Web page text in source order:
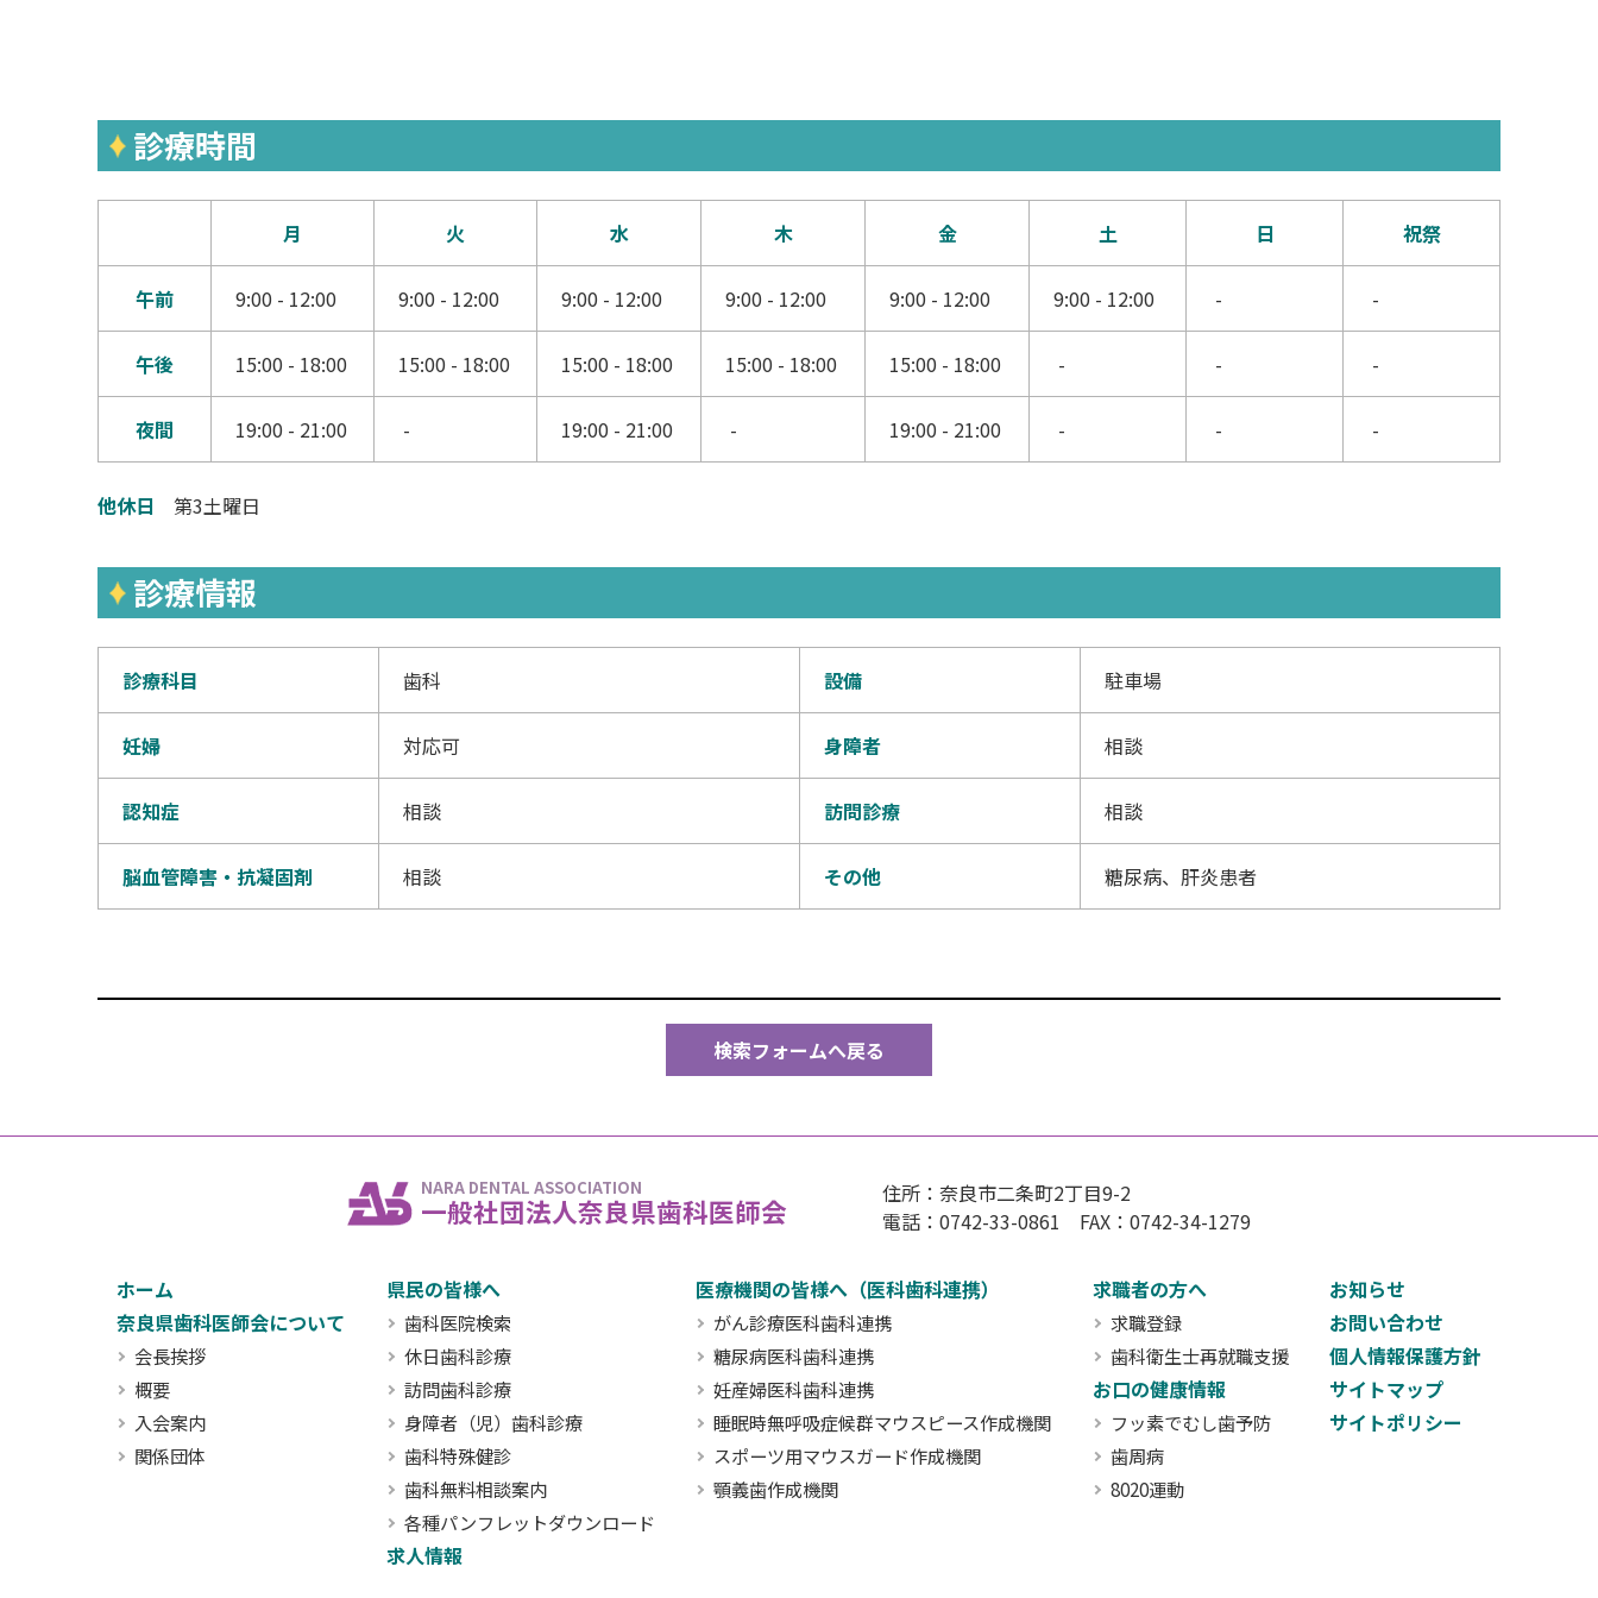
診療時間
月 火 水 木 金 土 日 祝祭
午前 9:00 - 12:00 9:00 - 12:00 9:00 - 12:00 9:00 - 12:00 9:00 - 12:00 9:00 - 12:00 - -
午後 15:00 - 18:00 15:00 - 18:00 15:00 - 18:00 15:00 - 18:00 15:00 - 18:00 - - -
夜間 19:00 - 21:00 - 19:00 - 21:00 - 19:00 - 21:00 - - -
他休日 第3土曜日
診療情報
診療科目 歯科 設備 駐車場
妊婦 対応可 身障者 相談
認知症 相談 訪問診療 相談
脳血管障害・抗凝固剤 相談 その他 糖尿病、肝炎患者
検索フォームへ戻る
NARA DENTAL ASSOCIATION
一般社団法人奈良県歯科医師会
住所：奈良市二条町2丁目9-2
電話：0742-33-0861 FAX：0742-34-1279
ホーム
奈良県歯科医師会について
会長挨拶
概要
入会案内
関係団体
県民の皆様へ
歯科医院検索
休日歯科診療
訪問歯科診療
身障者（児）歯科診療
歯科特殊健診
歯科無料相談案内
各種パンフレットダウンロード
求人情報
医療機関の皆様へ（医科歯科連携）
がん診療医科歯科連携
糖尿病医科歯科連携
妊産婦医科歯科連携
睡眠時無呼吸症候群マウスピース作成機関
スポーツ用マウスガード作成機関
顎義歯作成機関
求職者の方へ
求職登録
歯科衛生士再就職支援
お口の健康情報
フッ素でむし歯予防
歯周病
8020運動
お知らせ
お問い合わせ
個人情報保護方針
サイトマップ
サイトポリシー